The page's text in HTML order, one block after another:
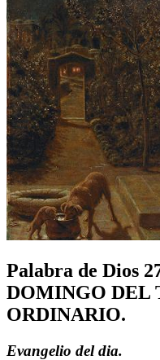
Palabra de Dios
DOMINGO DEL
ORDINARIO.
Evangelio del dia.